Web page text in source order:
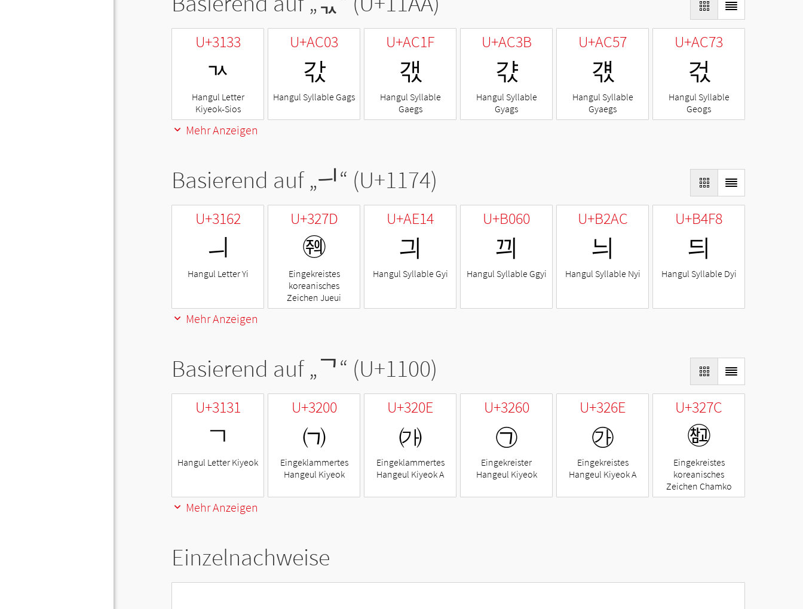
U+3133
ㄳ
Hangul Letter
Kiyeok-Sios
U+AC03
갃
Hangul Syllable Gags
U+AC1F
갟
Hangul Syllable
Gaegs
U+AC3B
갻
Hangul Syllable
Gyags
U+AC57
걗
Hangul Syllable
Gyaegs
U+AC73
걳
Hangul Syllable
Geogs
Mehr Anzeigen
Basierend auf „ᅴ“ (U+1174)
U+3162
ㅢ
Hangul Letter Yi
U+327D
㉽
Eingekreistes
koreanisches
Zeichen Jueui
U+AE14
긔
Hangul Syllable Gyi
U+B060
끠
Hangul Syllable Ggyi
U+B2AC
늬
Hangul Syllable Nyi
U+B4F8
듸
Hangul Syllable Dyi
Mehr Anzeigen
Basierend auf „ᄀ“ (U+1100)
U+3131
ㄱ
Hangul Letter Kiyeok
U+3200
㈀
Eingeklammertes
Hangeul Kiyeok
U+320E
㈎
Eingeklammertes
Hangeul Kiyeok A
U+3260
㉠
Eingekreister
Hangeul Kiyeok
U+326E
㉮
Eingekreistes
Hangeul Kiyeok A
U+327C
㉼
Eingekreistes
koreanisches
Zeichen Chamko
Mehr Anzeigen
Einzelnachweise